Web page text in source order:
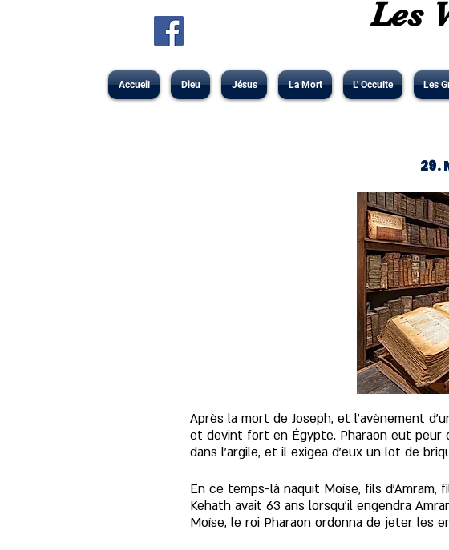
Les
Accueil Dieu Jésus La Mort L' Occulte Les
29.
Après la mort de Joseph, et l'avènement
et devint fort en Égypte. Pharaon eut peur
dans l'argile, et il exigea d'eux un lot de
En ce temps-là naquit Moïse, fils d’Amram,
Kehath avait 63 ans lorsqu’il engendra
Moïse, le roi Pharaon ordonna de jeter les